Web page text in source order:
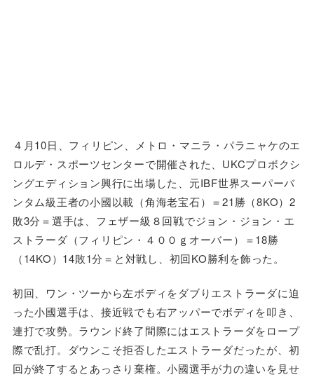
４月10日、フィリピン、メトロ・マニラ・パラニャケのエ
ロルデ・スポーツセンターで開催された、UKCプロボクシ
ングエディション興行に出場した、元IBF世界スーパーバ
ンタム級王者の小國以載（角海老宝石）＝21勝（8KO）2
敗3分＝選手は、フェザー級８回戦でジョン・ジョン・エ
ストラーダ（フィリピン・４００ｇオーバー）＝18勝
（14KO）14敗1分＝と対戦し、初回KO勝利を飾った。
初回、ワン・ツーから左ボディをダブりエストラーダに迫
った小國選手は、接近戦でも右アッパーでボディを叩き、
連打で攻勢。ラウンド終了間際にはエストラーダをロープ
際で乱打。ダウンこそ拒否したエストラーダだったが、初
回が終了するとあっさり棄権。小國選手が力の違いを見せ